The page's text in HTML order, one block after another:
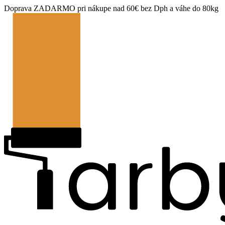
Doprava ZADARMO pri nákupe nad 60€ bez Dph a váhe do 80kg